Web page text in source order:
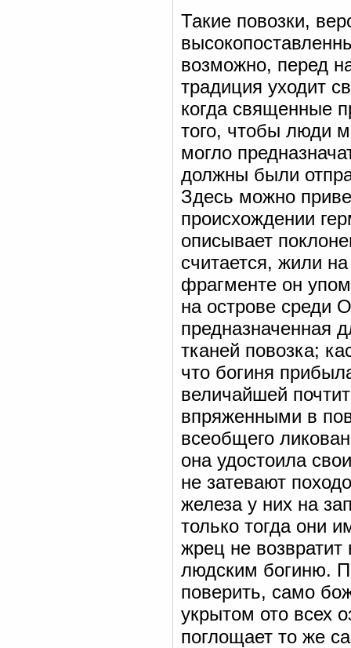
Такие повозки,
возможно, перед
традиция уходит
когда священные
того, чтобы люди
могло
должны были
Здесь можно
происхождении
описывает
считается, жили
фрагменте он
на острове среди
предназначенная
тканей повозка;
что богиня
величайшей
впряженными в
всеобщего
она удостоила
не затевают
железа у них на
только тогда они
жрец не
людским богиню.
поверить, само
укрытом ото всех
поглощает то же